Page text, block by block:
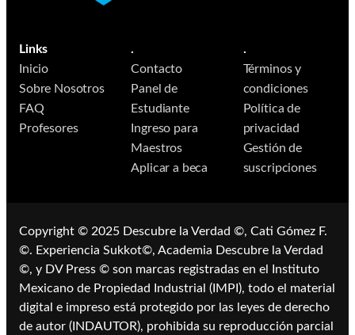
Links
Inicio
Sobre Nosotros
FAQ
Profesores
.
Contacto
Panel de
Estudiante
Ingreso para
Maestros
Aplicar a beca
.
Términos y
condiciones
Política de
privacidad
Gestión de
suscripciones
Copyright © 2025 ​​Descubre la Verdad ©, Cati Gómez F.
©. Experiencia Sukkot©, Academia Descubre la Verdad
©, y DV Press © son marcas registradas en el Instituto
Mexicano de Propiedad Industrial (IMPI), todo el material
digital e impreso está protegido por las leyes de derecho
de autor (INDAUTOR), prohibida su reproducción parcial